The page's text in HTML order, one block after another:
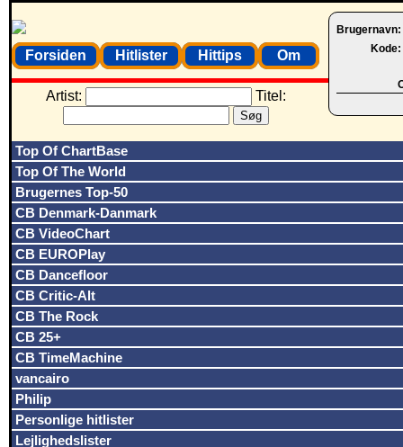
Brugernavn:
Kode:
Forsiden Hitlister Hittips Om
Artist: Titel:
Top Of ChartBase
Top Of The World
Brugernes Top-50
CB Denmark-Danmark
CB VideoChart
CB EUROPlay
CB Dancefloor
CB Critic-Alt
CB The Rock
CB 25+
CB TimeMachine
vancairo
Philip
Personlige hitlister
Lejlighedslister